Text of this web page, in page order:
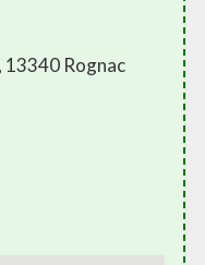
13340 Rognac